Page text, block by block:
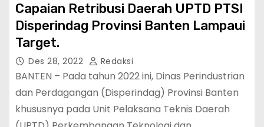
Capaian Retribusi Daerah UPTD PTSI
Disperindag Provinsi Banten Lampaui
Target.
Des 28, 2022 Redaksi
BANTEN – Pada tahun 2022 ini, Dinas Perindustrian
dan Perdagangan (Disperindag) Provinsi Banten
khususnya pada Unit Pelaksana Teknis Daerah